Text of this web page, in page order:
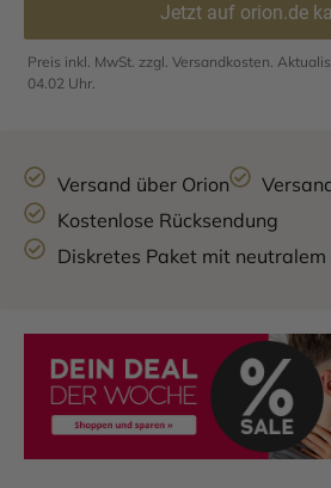
Jetzt auf orion.de
Preis inkl. MwSt. zzgl. Versandkosten.
04.02 Uhr.
Versand über Orion
Kostenlose Rücksendung
Diskretes Paket mit